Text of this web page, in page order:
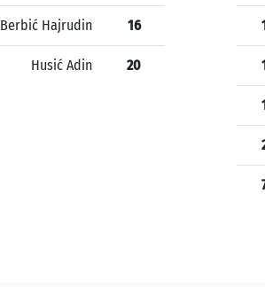
Berbić Hajrudin 16
Husić Adin 20